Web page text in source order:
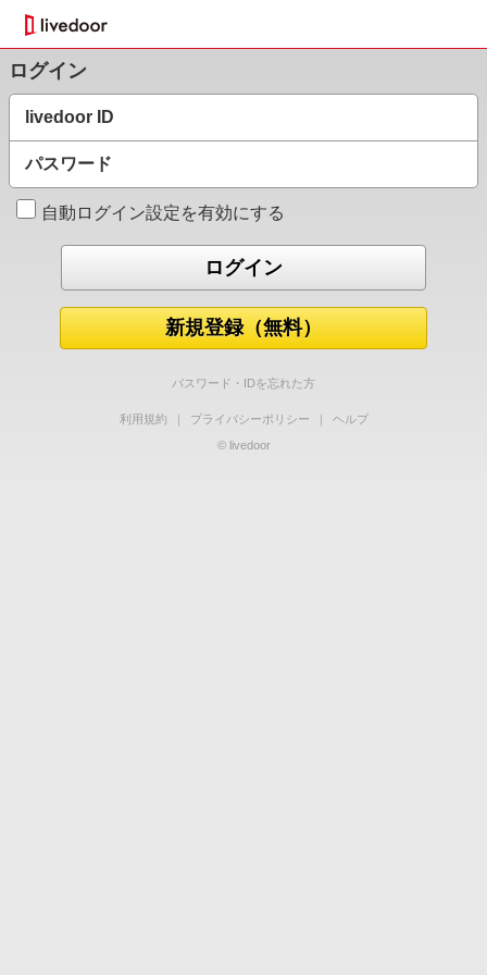
ログイン
livedoor ID
パスワード
自動ログイン設定を有効にする
新規登録（無料）
パスワード・IDを忘れた方
利用規約 ｜ プライバシーポリシー ｜
ヘルプ
© livedoor